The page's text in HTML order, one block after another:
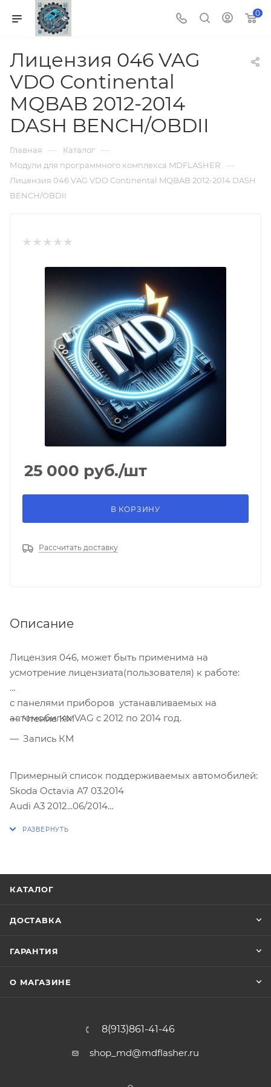
0
Лицензия 046 VAG
VDO Continental
MQBAB 2012-2014
DASH BENCH/OBDII
Главная — Каталог —
Модули для программного комплекса MDFLASHER —
Лицензия 046 VAG VDO Continental MQBAB 2012-2014 DASH
BENCH/OBDII
25 000 руб./шт
В КОРЗИНУ
Рассчитать доставку
Описание
Лицензия 046, может быть применима на
усмотрение лицензиата(пользователя) к работе:
с панелями приборов устанавливаемых на
автомобилях VAG с 2012 по 2014 год.
Чтение КМ
Запись КМ
Примерный список поддерживаемых автомобилей:
Skoda Octavia A7 03.2014
Audi A3 2012...06/2014
не поддерживаются.
Могут поддерживаться не все версии ПО.
КАТАЛОГ
ДОСТАВКА
ГАРАНТИЯ
О МАГАЗИНЕ
8(913)861-41-46
shop_md@mdflasher.ru